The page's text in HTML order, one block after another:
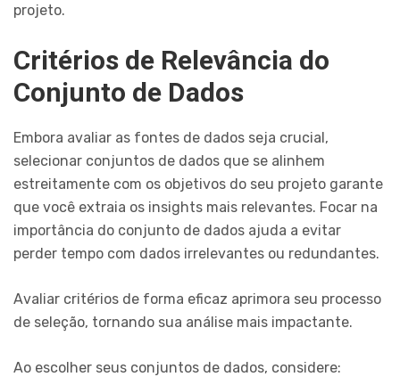
projeto.
Critérios de Relevância do
Conjunto de Dados
Embora avaliar as fontes de dados seja crucial,
selecionar conjuntos de dados que se alinhem
estreitamente com os objetivos do seu projeto garante
que você extraia os insights mais relevantes. Focar na
importância do conjunto de dados ajuda a evitar
perder tempo com dados irrelevantes ou redundantes.
Avaliar critérios de forma eficaz aprimora seu processo
de seleção, tornando sua análise mais impactante.
Ao escolher seus conjuntos de dados, considere: